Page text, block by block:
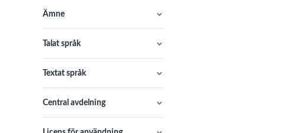
Ämne
Talat språk
Textat språk
Central avdelning